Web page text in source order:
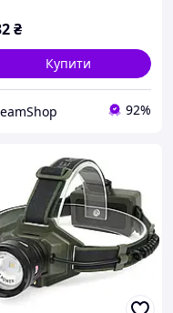
₴
Купити
92%